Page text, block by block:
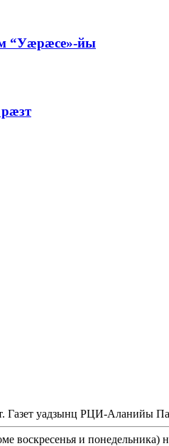
“Уæрæсе»-йы
Газет уадзынц РЦИ-Аланийы
воскресенья и